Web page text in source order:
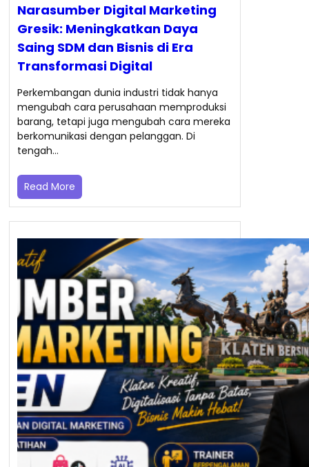
Narasumber Digital Marketing
Gresik: Meningkatkan Daya
Saing SDM dan Bisnis di Era
Transformasi Digital
Perkembangan dunia industri tidak hanya
mengubah cara perusahaan memproduksi
barang, tetapi juga mengubah cara mereka
berkomunikasi dengan pelanggan. Di
tengah…
Read More